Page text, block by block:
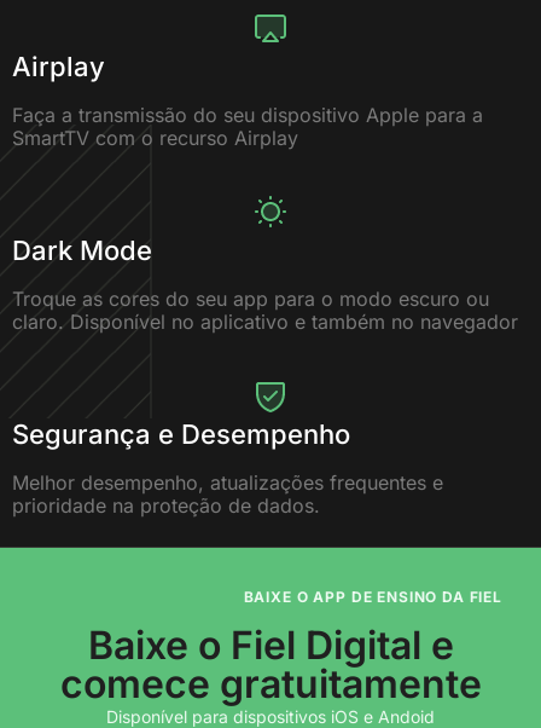
Airplay
Faça a transmissão do seu dispositivo Apple para a
SmartTV com o recurso Airplay
Dark Mode
Troque as cores do seu app para o modo escuro ou
claro. Disponível no aplicativo e também no navegador
Segurança e Desempenho
Melhor desempenho, atualizações frequentes e
prioridade na proteção de dados.
BAIXE O APP DE ENSINO DA FIEL
Baixe o Fiel Digital e
comece gratuitamente
Disponível para dispositivos iOS e Andoid